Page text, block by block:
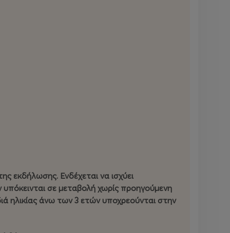
εκδήλωσης. Ενδέχεται να ισχύει
σε μεταβολή χωρίς προηγούμενη
ηλικίας άνω των 3 ετών υποχρεούνται στην